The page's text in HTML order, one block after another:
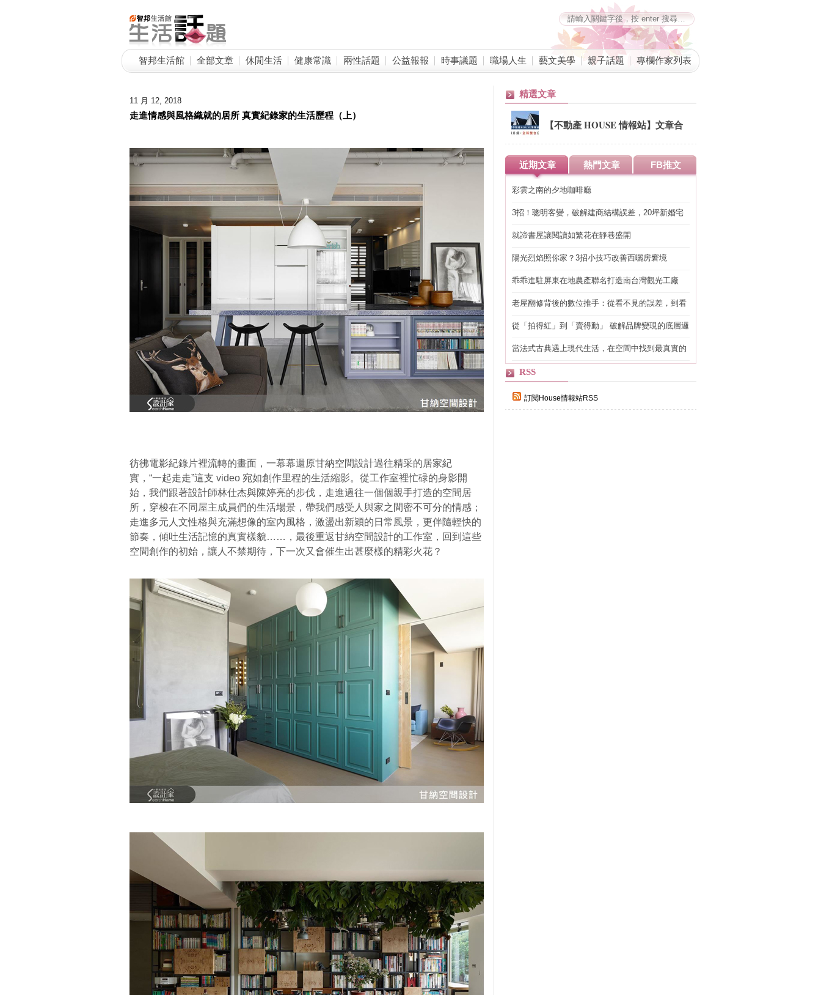
智邦生活館 全部文章 休閒生活 健康常識 兩性話題 公益報報 時事議題 職場人生 藝文美學 親子話題 專欄作家列表
11 月 12, 2018
走進情感與風格織就的居所 真實紀錄家的生活歷程（上）
彷彿電影紀錄片裡流轉的畫面，一幕幕還原甘納空間設計過往精采的居家紀
實，“一起走走”這支 video 宛如創作里程的生活縮影。從工作室裡忙碌的身影開
始，我們跟著設計師林仕杰與陳婷亮的步伐，走進過往一個個親手打造的空間居
所，穿梭在不同屋主成員們的生活場景，帶我們感受人與家之間密不可分的情感；
走進多元人文性格與充滿想像的室內風格，激盪出新穎的日常風景，更伴隨輕快的
節奏，傾吐生活記憶的真實樣貌……，最後重返甘納空間設計的工作室，回到這些
空間創作的初始，讓人不禁期待，下一次又會催生出甚麼樣的精彩火花？
精選文章
【不動產 HOUSE 情報站】文章合
併公告
近期文章 熱門文章 FB推文
彩雲之南的夕地咖啡廳
3招！聰明客變，破解建商結構誤差，20坪新婚宅
就諦書屋讓閱讀如繁花在靜巷盛開
陽光烈焰照你家？3招小技巧改善西曬房窘境
乖乖進駐屏東在地農產聯名打造南台灣觀光工廠
老屋翻修背後的數位推手：從看不見的誤差，到看
從「拍得紅」到「賣得動」 破解品牌變現的底層邏
當法式古典遇上現代生活，在空間中找到最真實的
RSS
訂閱House情報站RSS